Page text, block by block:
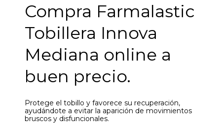
Compra Farmalastic
Tobillera Innova
Mediana online a
buen precio.
Protege el tobillo y favorece su recuperación,
ayudándote a evitar la aparición de movimientos
bruscos y disfuncionales.